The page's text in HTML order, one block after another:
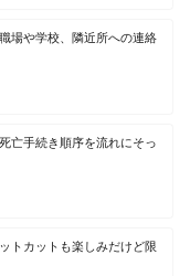
場や学校、隣近所への連絡
亡手続き順序を流れにそっ
トカットも楽しみだけど限